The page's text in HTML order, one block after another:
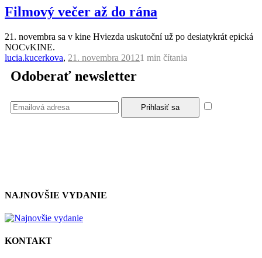
Filmový večer až do rána
21. novembra sa v kine Hviezda uskutoční už po desiatykrát epická
NOCvKINE.
lucia.kucerkova, 21. novembra 20121 min čítania
Odoberať newsletter
NAJNOVŠIE VYDANIE
KONTAKT